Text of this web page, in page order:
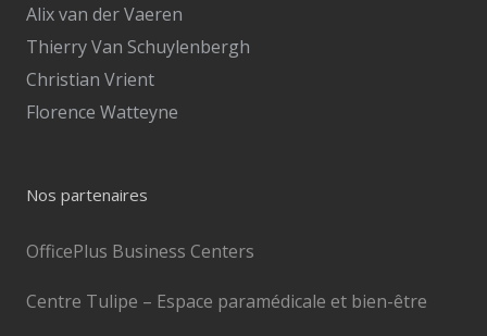
Alix van der Vaeren
Thierry Van Schuylenbergh
Christian Vrient
Florence Watteyne
Nos partenaires
OfficePlus Business Centers
Centre Tulipe – Espace paramédicale et bien-être